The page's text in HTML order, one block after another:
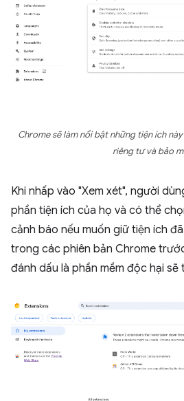
Chrome sẽ làm nổi bật những tiện ích
riêng tư và bảo
Khi nhấp vào "Xem xét", người
phần tiện ích của họ và có thể
cảnh báo nếu muốn giữ tiện ích
trong các phiên bản Chrome
đánh dấu là phần mềm độc hại